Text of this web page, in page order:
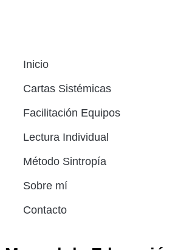
Inicio
Cartas Sistémicas
Facilitación Equipos
Lectura Individual
Método Sintropía
Sobre mí
Contacto